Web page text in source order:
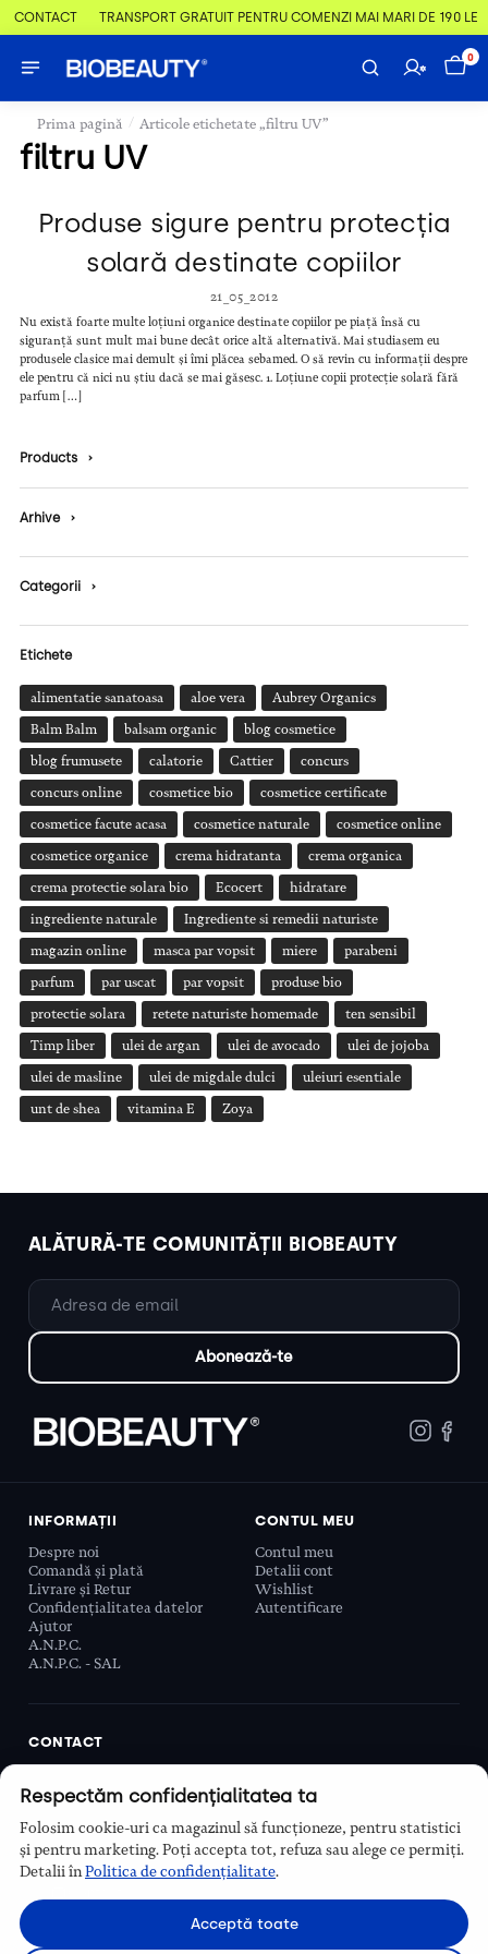
CONTACT TRANSPORT GRATUIT PENTRU COMENZI MAI MARI DE 190 LEI
0
Prima pagină / Articole etichetate „filtru UV”
filtru UV
Produse sigure pentru protecția
solară destinate copiilor
21_05_2012
Nu există foarte multe loțiuni organice destinate copiilor pe piață însă cu
siguranță sunt mult mai bune decât orice altă alternativă. Mai studiasem eu
produsele clasice mai demult și îmi plăcea sebamed. O să revin cu informații despre
ele pentru că nici nu știu dacă se mai găsesc. 1. Loțiune copii protecție solară fără
parfum […]
Products ›
Arhive ›
Categorii ›
Etichete
alimentatie sanatoasa aloe vera Aubrey Organics
Balm Balm balsam organic blog cosmetice
blog frumusete calatorie Cattier concurs
concurs online cosmetice bio cosmetice certificate
cosmetice facute acasa cosmetice naturale cosmetice online
cosmetice organice crema hidratanta crema organica
crema protectie solara bio Ecocert hidratare
ingrediente naturale Ingrediente si remedii naturiste
magazin online masca par vopsit miere parabeni
parfum par uscat par vopsit produse bio
protectie solara retete naturiste homemade ten sensibil
Timp liber ulei de argan ulei de avocado ulei de jojoba
ulei de masline ulei de migdale dulci uleiuri esentiale
unt de shea vitamina E Zoya
ALĂTURĂ-TE COMUNITĂȚII BIOBEAUTY
INFORMAȚII
Despre noi
Comandă și plată
Livrare și Retur
Confidențialitatea datelor
Ajutor
A.N.P.C.
A.N.P.C. - SAL
CONTUL MEU
Contul meu
Detalii cont
Wishlist
Autentificare
CONTACT
Sector 6, București, România
Program
Luni–Vineri, 9:00 – 16:00
Respectăm confidențialitatea ta
Folosim cookie-uri ca magazinul să funcționeze, pentru statistici
și pentru marketing. Poți accepta tot, refuza sau alege ce permiți.
Detalii înPolitica de confidențialitate.
Acceptă toate